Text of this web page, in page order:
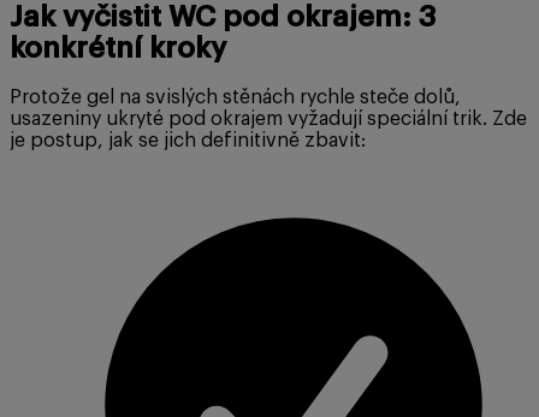
Jak vyčistit WC pod okrajem: 3
konkrétní kroky
Protože gel na svislých stěnách rychle steče dolů,
usazeniny ukryté pod okrajem vyžadují speciální trik. Zde
je postup, jak se jich definitivně zbavit: